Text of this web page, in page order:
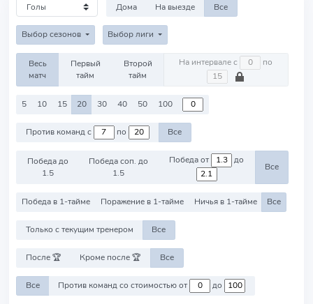
Дома На выезде Все
Выбор сезонов Выбор лиги
Весь
матч
Первый
тайм
Второй
тайм
На интервале с по
5 10 15 20 30 40 50 100
Против команд с по Все
Победа до
1.5
Победа соп. до
1.5
Победа от до
Все
Победа в 1-тайме Поражение в 1-тайме Ничья в 1-тайме Все
Только с текущим тренером Все
После 🏆 Кроме после 🏆 Все
Все Против команд со стоимостью от до